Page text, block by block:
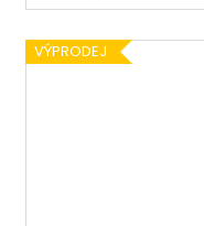
VÝPRODEJ